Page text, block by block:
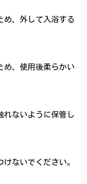
、外して入浴する
、使用後柔らかい
れないように保管し
ないでください。